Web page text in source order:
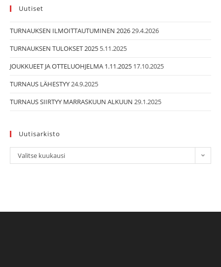
Uutiset
TURNAUKSEN ILMOITTAUTUMINEN 202629.4.2026
TURNAUKSEN TULOKSET 2025 5.11.2025
JOUKKUEET JA OTTELUOHJELMA 1.11.2025 17.10.2025
TURNAUS LÄHESTYY24.9.2025
TURNAUS SIIRTYY MARRASKUUN ALKUUN 29.1.2025
Uutisarkisto
Uutisarkisto
Valitse kuukausi